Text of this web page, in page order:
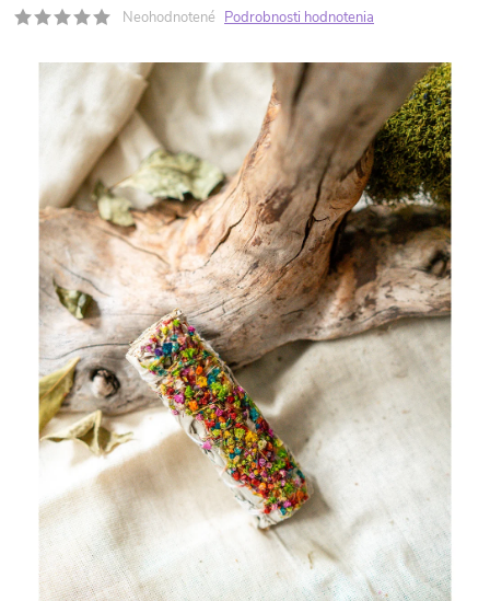
Neohodnotené Podrobnosti hodnotenia